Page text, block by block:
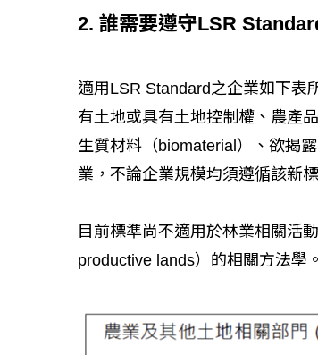
2. 誰需要遵守LSR
適用LSR Standard之企業如下表
有土地或具有土地控制權、農產
生質材料（biomaterial）、欲揭
業，不論企業規模均須遵循該新
目前標準尚不適用於林業相關活
productive lands）的相關方法學。